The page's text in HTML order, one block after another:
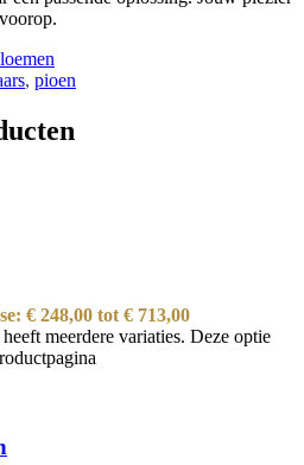
, pioen
€ 248,00 tot € 713,00
meerdere variaties. Deze optie